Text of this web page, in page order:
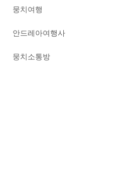
뭉치여행
안드레아여행사
뭉치소통방